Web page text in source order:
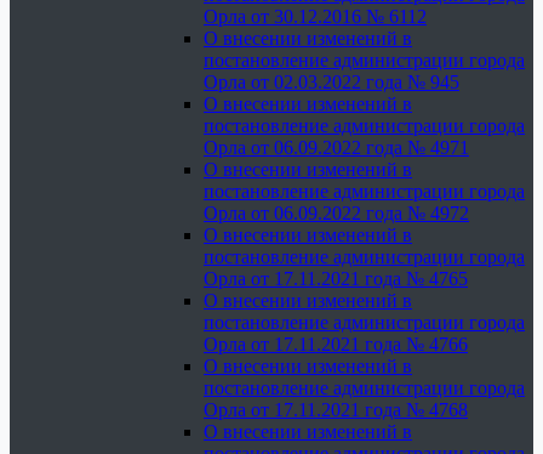
Орла от 30.12.2016 № 6112
О внесении изменений в
постановление администрации города
Орла от 02.03.2022 года № 945
О внесении изменений в
постановление администрации города
Орла от 06.09.2022 года № 4971
О внесении изменений в
постановление администрации города
Орла от 06.09.2022 года № 4972
О внесении изменений в
постановление администрации города
Орла от 17.11.2021 года № 4765
О внесении изменений в
постановление администрации города
Орла от 17.11.2021 года № 4766
О внесении изменений в
постановление администрации города
Орла от 17.11.2021 года № 4768
О внесении изменений в